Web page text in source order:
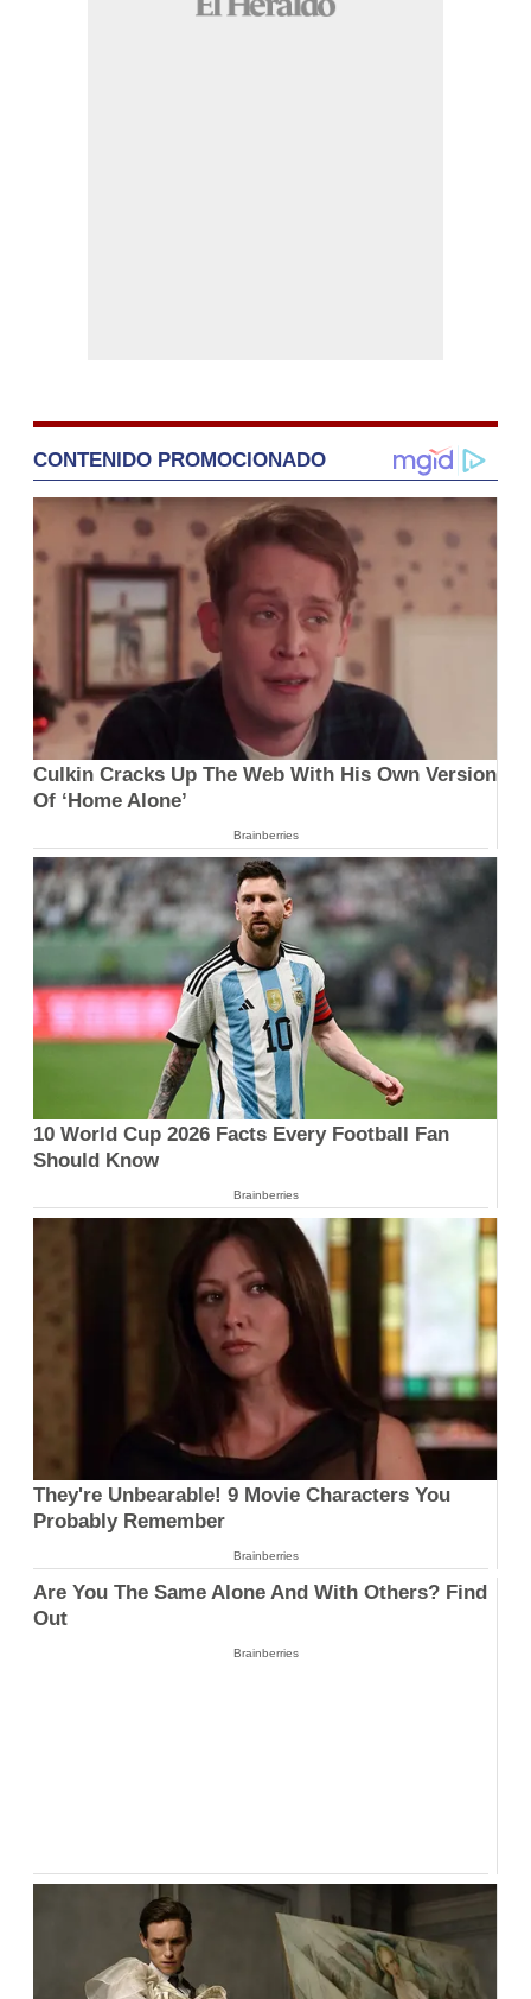
CONTENIDO PROMOCIONADO
Culkin Cracks Up The Web With His Own Version
Of ‘Home Alone’
Brainberries
10 World Cup 2026 Facts Every Football Fan
Should Know
Brainberries
They're Unbearable! 9 Movie Characters You
Probably Remember
Brainberries
Are You The Same Alone And With Others? Find
Out
Brainberries